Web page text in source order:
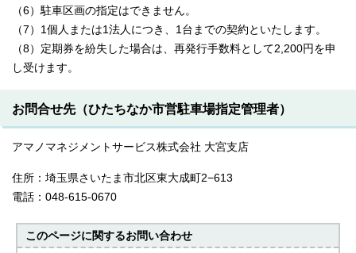
（6）駐車区画の指定はできません。
（7）1個人または1法人につき、1台までの契約といたします。
（8）定期券を紛失した場合は、再発行手数料として2,200円を申
し受けます。
お問合せ先（ひたちなか市営駐車場指定管理者）
アマノマネジメントサービス株式会社 大宮支店
住所：埼玉県さいたま市北区東大成町2−613
電話：048-615-0670
このページに関するお問い合わせ